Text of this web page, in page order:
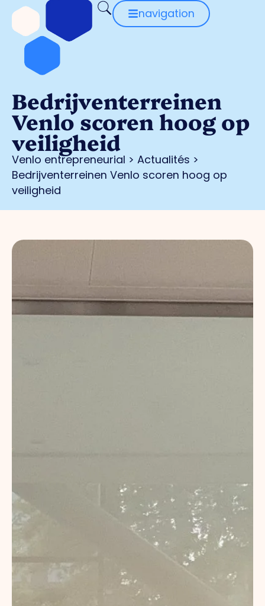
navigation
Bedrijventerreinen
Venlo scoren hoog op
veiligheid
Venlo entrepreneurial > Actualités >
Bedrijventerreinen Venlo scoren hoog op
veiligheid